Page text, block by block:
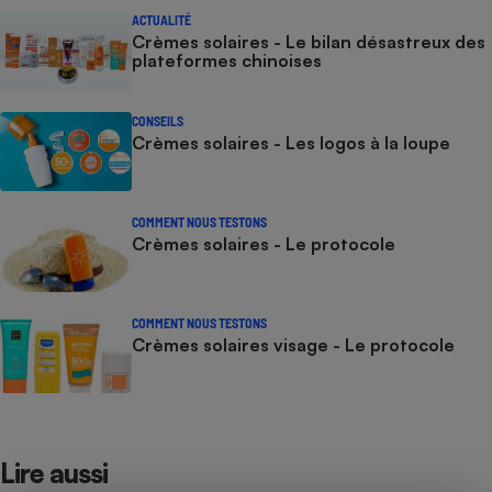
ACTUALITÉ
Crèmes solaires - Le bilan désastreux des
plateformes chinoises
CONSEILS
Crèmes solaires - Les logos à la loupe
COMMENT NOUS TESTONS
Crèmes solaires - Le protocole
COMMENT NOUS TESTONS
Crèmes solaires visage - Le protocole
Lire aussi